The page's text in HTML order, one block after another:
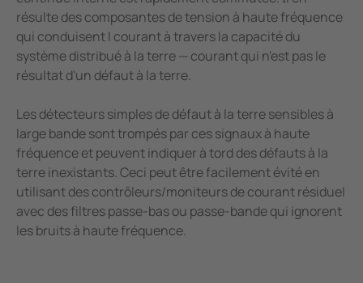
résulte des composantes de tension à haute fréquence
qui conduisent l courant à travers la capacité du
système distribué à la terre — courant qui n'est pas le
résultat d'un défaut à la terre.
Les détecteurs simples de défaut à la terre sensibles à
large bande sont trompés par ces signaux à haute
fréquence et peuvent indiquer à tord des défauts à la
terre inexistants. Ceci peut être facilement évité en
utilisant des contrôleurs/moniteurs de courant résiduel
avec des filtres passe-bas ou passe-bande qui ignorent
les bruits à haute fréquence.